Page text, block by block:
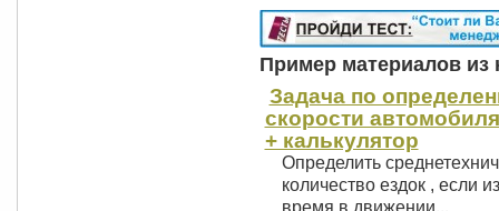
Пример материалов из
Задача по
скорости
+ калькулятор
Определить
количество ездок , если
время в движении...